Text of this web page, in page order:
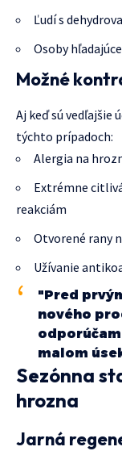
Ľudí s
Osoby
Možné
Aj keď sú vedľajšie
týchto prípadoch:
Alergia na
Extrémne
reakciám
Otvorené rany
Užívanie
"Pred
nového
malom
Sezónna
hrozna
Jarná